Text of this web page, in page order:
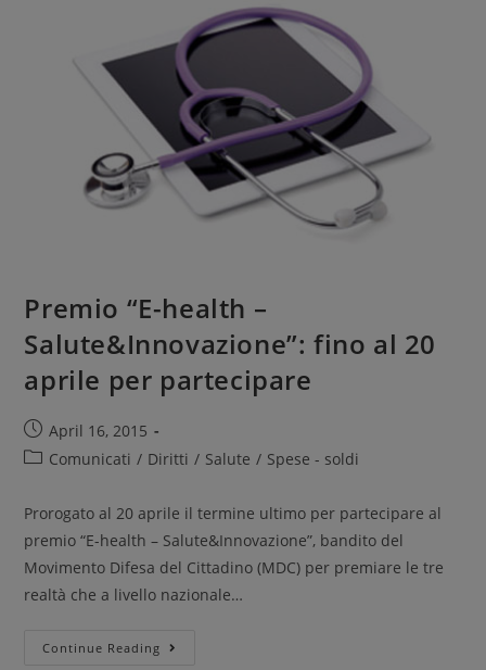
Premio “E-health –
Salute&Innovazione”: fino al 20
aprile per partecipare
April 16, 2015
Comunicati / Diritti / Salute / Spese - soldi
Prorogato al 20 aprile il termine ultimo per partecipare al
premio “E-health – Salute&Innovazione”, bandito del
Movimento Difesa del Cittadino (MDC) per premiare le tre
realtà che a livello nazionale…
Continue Reading